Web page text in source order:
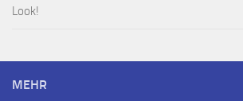
Look!
MEHR